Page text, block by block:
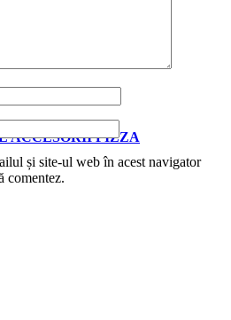
ACCESORII PIZZA
și site-ul web în acest navigator
comentez.